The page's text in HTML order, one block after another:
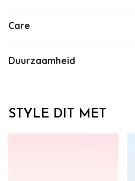
Care
Duurzaamheid
STYLE DIT MET